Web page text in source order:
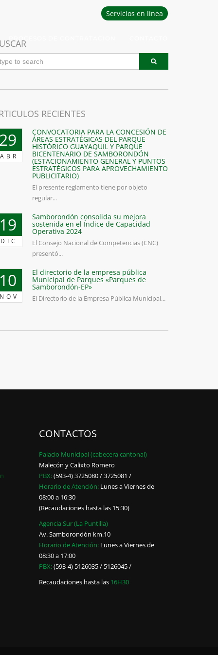
Servicios en línea
RECIENTES
29
ABR
CONVOCATORIA PARA LA CONCESIÓN DE
ÁREAS ESTRATÉGICAS DEL PARQUE
HISTÓRICO GUAYAQUIL Y PARQUE
BICENTENARIO DE SAMBORONDÓN
(ESTACIONAMIENTO GENERAL Y PUNTOS
ESTRATÉGICOS PARA APROVECHAMIENTO
PUBLICITARIO)
El presente reglamento tiene por objeto
regular...
19
DIC
Samborondón consolida su mejora
sostenida en el Índice de Capacidad
Operativa 2024
El Consejo Nacional de Competencias (CNC)
presentó...
10
NOV
El directorio de la empresa pública
Municipal de Parques «Parques de
Samborondón-EP»
El Directorio de la Empresa Pública Municipal...
CONTACTOS
Palacio Municipal (cabecera cantonal)
Malecón y Calixto Romero
PBX:(593-4) 3725080 / 3725081 /
Horario de Atención:Lunes a Viernes de
08:00 a 16:30
(Recaudaciones hasta las 15:30)
Agencia Sur (La Puntilla)
Av. Samborondón km.10
Horario de Atención:Lunes a Viernes de
08:30 a 17:00
PBX:(593-4) 5126035 / 5126045 /
Recaudaciones hasta las 16H30